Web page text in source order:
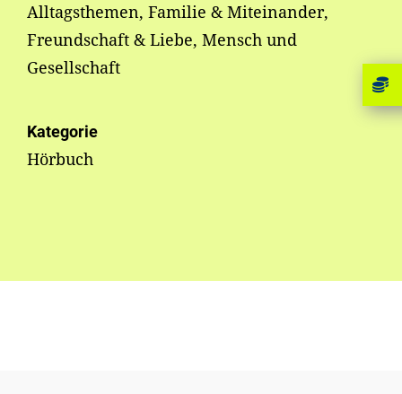
Alltagsthemen, Familie & Miteinander,
Freundschaft & Liebe, Mensch und
Gesellschaft
Kategorie
Hörbuch